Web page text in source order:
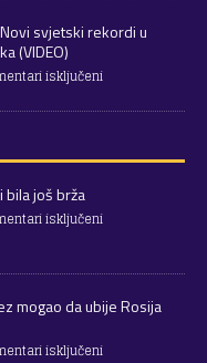
svjetski rekordi u
(VIDEO)
isključeni
bila još brža
isključeni
mogao da ubije Rosija
isključeni